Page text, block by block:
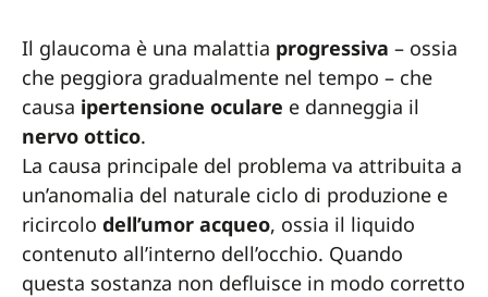
Il glaucoma è una malattia progressiva – ossia
che peggiora gradualmente nel tempo – che
causa ipertensione oculare e danneggia il
nervo ottico.
La causa principale del problema va attribuita a
un’anomalia del naturale ciclo di produzione e
ricircolo dell’umor acqueo, ossia il liquido
contenuto all’interno dell’occhio. Quando
questa sostanza non defluisce in modo corretto